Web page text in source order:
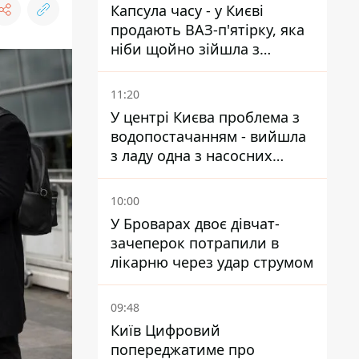
Капсула часу - у Києві
продають ВАЗ-п'ятірку, яка
ніби щойно зійшла з
конвейєра
11:20
У центрі Києва проблема з
водопостачанням - вийшла
з ладу одна з насосних
станцій
10:00
У Броварах двоє дівчат-
зачеперок потрапили в
лікарню через удар струмом
09:48
Київ Цифровий
попереджатиме про